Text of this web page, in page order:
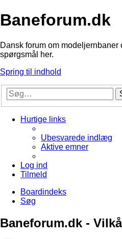
Baneforum.dk
Dansk forum om
spørgsmål her.
Spring til indhold
Hurtige links
Ubesvarede indlæg
Aktive emner
Log ind
Tilmeld
Boardindeks
Søg
Baneforum.dk -